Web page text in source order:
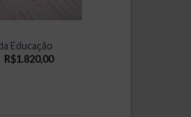
Educação
O
preço
R$1.820,00O